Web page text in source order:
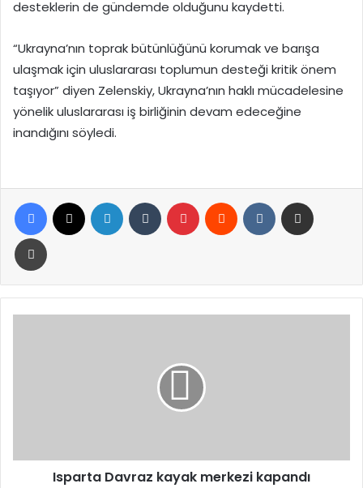
desteklerin de gündemde olduğunu kaydetti.
“Ukrayna’nın toprak bütünlüğünü korumak ve barışa
ulaşmak için uluslararası toplumun desteği kritik önem
taşıyor” diyen Zelenskiy, Ukrayna’nın haklı mücadelesine
yönelik uluslararası iş birliğinin devam edeceğine
inandığını söyledi.
Facebook LinkedIn Tumblr Pinterest Reddit VKontakte
Yazdır
Isparta Davraz kayak merkezi kapandı